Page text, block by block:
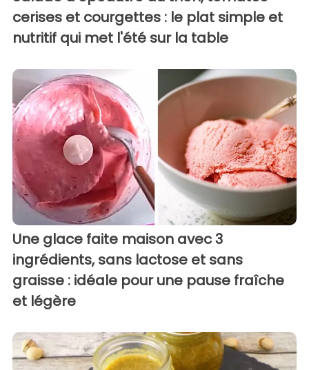
cerises et courgettes : le plat simple et
nutritif qui met l'été sur la table
Une glace faite maison avec 3
ingrédients, sans lactose et sans
graisse : idéale pour une pause fraîche
et légère